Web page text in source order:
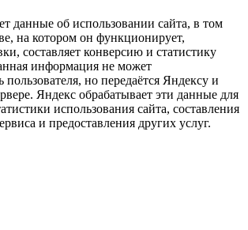
данные об использовании сайта, в том
на котором он функционирует,
составляет конверсию и статистику
информация не может
но передаётся Яндексу и
Яндекс обрабатывает эти данные для
использования сайта, составления
и предоставления других услуг.